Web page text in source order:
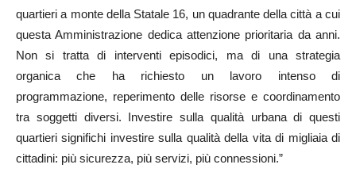
quartieri a monte della Statale 16, un quadrante della città a cui
questa Amministrazione dedica attenzione prioritaria da anni.
Non si tratta di interventi episodici, ma di una strategia
organica che ha richiesto un lavoro intenso di
programmazione, reperimento delle risorse e coordinamento
tra soggetti diversi. Investire sulla qualità urbana di questi
quartieri significhi investire sulla qualità della vita di migliaia di
cittadini: più sicurezza, più servizi, più connessioni.”